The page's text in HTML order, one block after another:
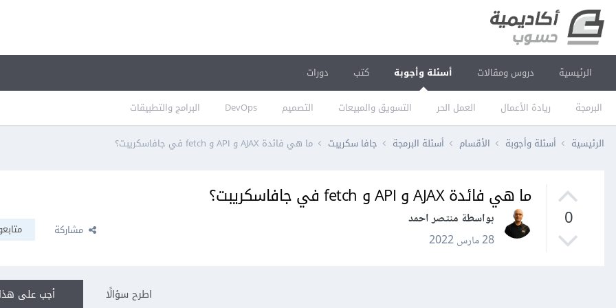
الرئيسية دروس ومقالات أسئلة وأجوبة
البرمجة ريادة الأعمال العمل الحر التسويق والمبيعات التصميم DevOps البرامج والتطبيقات
كتب دورات
الرئيسية أسئلة وأجوبة الأقسام أسئلة البرمجة جافا سكريبت ما هي فائدة AJAX و API و fetch في جافاسكريبت؟
0
ما هي فائدة AJAX و API و fetch في جافاسكريبت؟
بواسطة منتصر احمد
28 مارس 2022
مشاركة
أجب على اطرح سؤالًا